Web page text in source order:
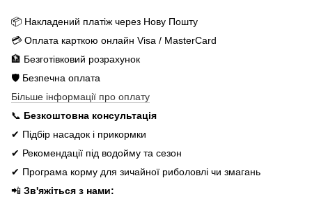
📦 Накладений платіж через Нову Пошту
💳 Оплата карткою онлайн Visa / MasterCard
🏦 Безготівковий розрахунок
🛡️ Безпечна оплата
Більше інформації про оплату
📞 Безкоштовна консультація
✔ Підбір насадок і прикормки
✔ Рекомендації під водойму та сезон
✔ Програма корму для зичайної риболовлі чи змагань
📲 Зв'яжіться з нами: